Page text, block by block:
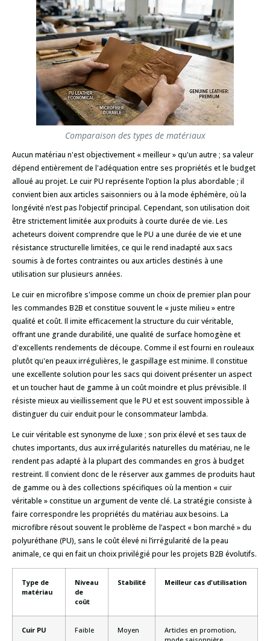
Comparaison des types de matériaux
Aucun matériau n'est objectivement « meilleur » qu'un autre ; sa valeur
dépend entièrement de l'adéquation entre ses propriétés et le budget
alloué au projet. Le cuir PU représente l’option la plus abordable ; il
convient bien aux articles saisonniers ou à la mode éphémère, où la
longévité n’est pas l’objectif principal. Cependant, son utilisation doit
être strictement limitée aux produits à courte durée de vie. Les
acheteurs doivent comprendre que le PU a une durée de vie et une
résistance structurelle limitées, ce qui le rend inadapté aux sacs
soumis à de fortes contraintes ou aux articles destinés à une
utilisation sur plusieurs années.
Le cuir en microfibre s'impose comme un choix de premier plan pour
les commandes B2B et constitue souvent le « juste milieu » entre
qualité et coût. Il imite efficacement la structure du cuir véritable,
offrant une grande durabilité, une qualité de surface homogène et
d'excellents rendements de découpe. Comme il est fourni en rouleaux
plutôt qu'en peaux irrégulières, le gaspillage est minime. Il constitue
une excellente solution pour les sacs qui doivent présenter un aspect
et un toucher haut de gamme à un coût moindre et plus prévisible. Il
résiste mieux au vieillissement que le PU et est souvent impossible à
distinguer du cuir enduit pour le consommateur lambda.
Le cuir véritable est synonyme de luxe ; son prix élevé et ses taux de
chutes importants, dus aux irrégularités naturelles du matériau, ne le
rendent pas adapté à la plupart des commandes en gros à budget
restreint. Il convient donc de le réserver aux gammes de produits haut
de gamme ou à des collections spécifiques où la mention « cuir
véritable » constitue un argument de vente clé. La stratégie consiste à
faire correspondre les propriétés du matériau aux besoins. La
microfibre résout souvent le problème de l’aspect « bon marché » du
polyuréthane (PU), sans le coût élevé ni l’irrégularité de la peau
animale, ce qui en fait un choix privilégié pour les projets B2B évolutifs.
Type de
matériau
Niveau
de
coût
Stabilité Meilleur cas d'utilisation
Cuir PU Faible Moyen
Articles en promotion,